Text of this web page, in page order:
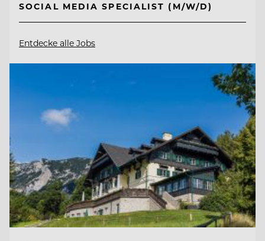
SOCIAL MEDIA SPECIALIST (M/W/D)
Entdecke alle Jobs